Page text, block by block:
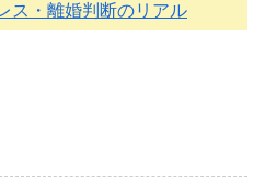
ス・離婚判断のリアル